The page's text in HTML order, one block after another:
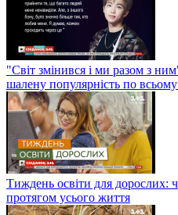
"Світ змінився і ми разом з
шалену популярність по всьому
Тиждень освіти для дорослих:
протягом усього життя